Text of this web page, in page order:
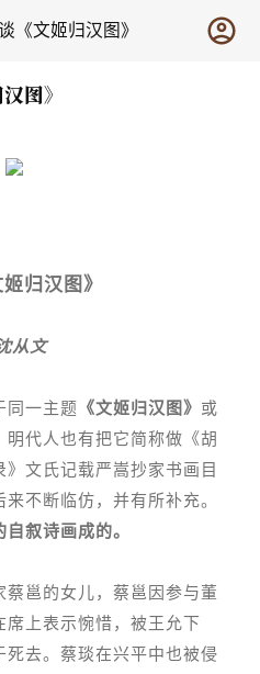
《文姬归汉图》
图》
归汉图》
从文
同一主题 《文姬归汉图》 或
明代人也有把它简称做《胡
文氏记载严嵩抄家书画目
不断临仿，并有所补充。
叙诗画成的。
邕的女儿，蔡邕因参与董
上表示惋惜，被王允下
去。蔡琰在兴平中也被侵